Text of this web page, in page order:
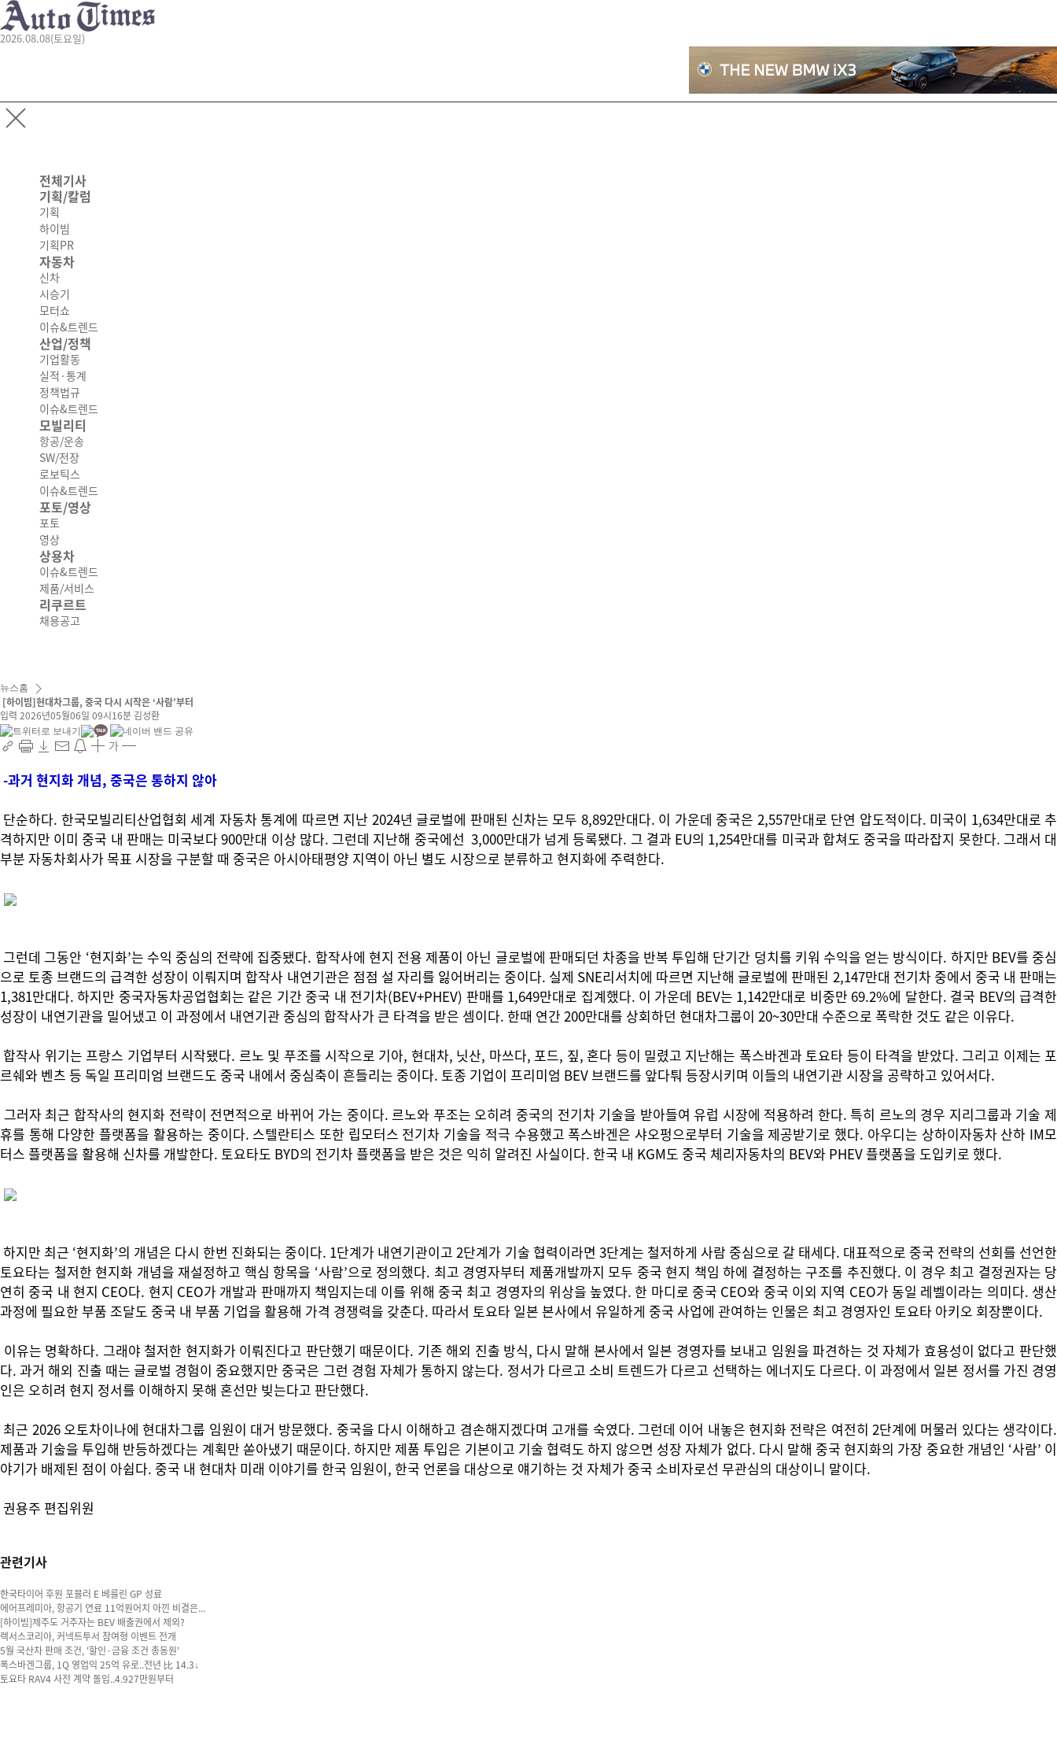
2026.08.08(토요일)
전체기사
기획/칼럼
기획
하이빔
기획PR
자동차
신차
시승기
모터쇼
이슈&트렌드
산업/정책
기업활동
실적·통계
정책법규
이슈&트렌드
모빌리티
항공/운송
SW/전장
로보틱스
이슈&트렌드
포토/영상
포토
영상
상용차
이슈&트렌드
제품/서비스
리쿠르트
채용공고
뉴스홈
[하이빔]현대차그룹, 중국 다시 시작은 ‘사람’부터
입력 2026년05월06일 09시16분 김성환
가
-과거 현지화 개념, 중국은 통하지 않아
단순하다. 한국모빌리티산업협회 세계 자동차 통계에 따르면 지난 2024년 글로벌에 판매된 신차는 모두 8,892만대다. 이 가운데 중국은 2,557만대로 단연 압도적이다. 미국이 1,634만대로 추
격하지만 이미 중국 내 판매는 미국보다 900만대 이상 많다. 그런데 지난해 중국에선 3,000만대가 넘게 등록됐다. 그 결과 EU의 1,254만대를 미국과 합쳐도 중국을 따라잡지 못한다. 그래서 대
부분 자동차회사가 목표 시장을 구분할 때 중국은 아시아태평양 지역이 아닌 별도 시장으로 분류하고 현지화에 주력한다.
그런데 그동안 ‘현지화’는 수익 중심의 전략에 집중됐다. 합작사에 현지 전용 제품이 아닌 글로벌에 판매되던 차종을 반복 투입해 단기간 덩치를 키워 수익을 얻는 방식이다. 하지만 BEV를 중심
으로 토종 브랜드의 급격한 성장이 이뤄지며 합작사 내연기관은 점점 설 자리를 잃어버리는 중이다. 실제 SNE리서치에 따르면 지난해 글로벌에 판매된 2,147만대 전기차 중에서 중국 내 판매는
1,381만대다. 하지만 중국자동차공업협회는 같은 기간 중국 내 전기차(BEV+PHEV) 판매를 1,649만대로 집계했다. 이 가운데 BEV는 1,142만대로 비중만 69.2%에 달한다. 결국 BEV의 급격한
성장이 내연기관을 밀어냈고 이 과정에서 내연기관 중심의 합작사가 큰 타격을 받은 셈이다. 한때 연간 200만대를 상회하던 현대차그룹이 20~30만대 수준으로 폭락한 것도 같은 이유다.
합작사 위기는 프랑스 기업부터 시작됐다. 르노 및 푸조를 시작으로 기아, 현대차, 닛산, 마쓰다, 포드, 짚, 혼다 등이 밀렸고 지난해는 폭스바겐과 토요타 등이 타격을 받았다. 그리고 이제는 포
르쉐와 벤츠 등 독일 프리미엄 브랜드도 중국 내에서 중심축이 흔들리는 중이다. 토종 기업이 프리미엄 BEV 브랜드를 앞다퉈 등장시키며 이들의 내연기관 시장을 공략하고 있어서다.
그러자 최근 합작사의 현지화 전략이 전면적으로 바뀌어 가는 중이다. 르노와 푸조는 오히려 중국의 전기차 기술을 받아들여 유럽 시장에 적용하려 한다. 특히 르노의 경우 지리그룹과 기술 제
휴를 통해 다양한 플랫폼을 활용하는 중이다. 스텔란티스 또한 립모터스 전기차 기술을 적극 수용했고 폭스바겐은 샤오펑으로부터 기술을 제공받기로 했다. 아우디는 상하이자동차 산하 IM모
터스 플랫폼을 활용해 신차를 개발한다. 토요타도 BYD의 전기차 플랫폼을 받은 것은 익히 알려진 사실이다. 한국 내 KGM도 중국 체리자동차의 BEV와 PHEV 플랫폼을 도입키로 했다.
하지만 최근 ‘현지화’의 개념은 다시 한번 진화되는 중이다. 1단계가 내연기관이고 2단계가 기술 협력이라면 3단계는 철저하게 사람 중심으로 갈 태세다. 대표적으로 중국 전략의 선회를 선언한
토요타는 철저한 현지화 개념을 재설정하고 핵심 항목을 ‘사람’으로 정의했다. 최고 경영자부터 제품개발까지 모두 중국 현지 책임 하에 결정하는 구조를 추진했다. 이 경우 최고 결정권자는 당
연히 중국 내 현지 CEO다. 현지 CEO가 개발과 판매까지 책임지는데 이를 위해 중국 최고 경영자의 위상을 높였다. 한 마디로 중국 CEO와 중국 이외 지역 CEO가 동일 레벨이라는 의미다. 생산
과정에 필요한 부품 조달도 중국 내 부품 기업을 활용해 가격 경쟁력을 갖춘다. 따라서 토요타 일본 본사에서 유일하게 중국 사업에 관여하는 인물은 최고 경영자인 토요타 아키오 회장뿐이다.
이유는 명확하다. 그래야 철저한 현지화가 이뤄진다고 판단했기 때문이다. 기존 해외 진출 방식, 다시 말해 본사에서 일본 경영자를 보내고 임원을 파견하는 것 자체가 효용성이 없다고 판단했
다. 과거 해외 진출 때는 글로벌 경험이 중요했지만 중국은 그런 경험 자체가 통하지 않는다. 정서가 다르고 소비 트렌드가 다르고 선택하는 에너지도 다르다. 이 과정에서 일본 정서를 가진 경영
인은 오히려 현지 정서를 이해하지 못해 혼선만 빚는다고 판단했다.
최근 2026 오토차이나에 현대차그룹 임원이 대거 방문했다. 중국을 다시 이해하고 겸손해지겠다며 고개를 숙였다. 그런데 이어 내놓은 현지화 전략은 여전히 2단계에 머물러 있다는 생각이다.
제품과 기술을 투입해 반등하겠다는 계획만 쏟아냈기 때문이다. 하지만 제품 투입은 기본이고 기술 협력도 하지 않으면 성장 자체가 없다. 다시 말해 중국 현지화의 가장 중요한 개념인 ‘사람’ 이
야기가 배제된 점이 아쉽다. 중국 내 현대차 미래 이야기를 한국 임원이, 한국 언론을 대상으로 얘기하는 것 자체가 중국 소비자로선 무관심의 대상이니 말이다.
권용주 편집위원
관련기사
한국타이어 후원 포뮬러 E 베를린 GP 성료
에어프레미아, 항공기 연료 11억원어치 아낀 비결은...
[하이빔]제주도 거주자는 BEV 배출권에서 제외?
렉서스코리아, 커넥트투서 참여형 이벤트 전개
5월 국산차 판매 조건, '할인·금융 조건 총동원'
폭스바겐그룹, 1Q 영업익 25억 유로..전년 比 14.3↓
토요타 RAV4 사전 계약 돌입..4.927만원부터